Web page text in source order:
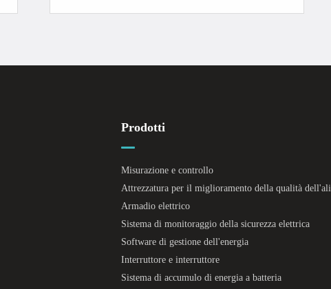
Prodotti
Misurazione e controllo
Attrezzatura per il miglioramento della qualità
Armadio elettrico
Sistema di monitoraggio della sicurezza elettrica
Software di gestione dell'energia
Interruttore e interruttore
Sistema di accumulo di energia a batteria